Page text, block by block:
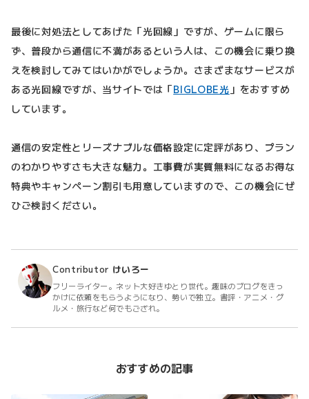
最後に対処法としてあげた「光回線」ですが、ゲームに限ら
ず、普段から通信に不満があるという人は、この機会に乗り換
えを検討してみてはいかがでしょうか。さまざまなサービスが
ある光回線ですが、当サイトでは「BIGLOBE光 」をおすすめ
しています。
通信の安定性とリーズナブルな価格設定に定評があり、プラン
のわかりやすさも大きな魅力。工事費が実質無料になるお得な
特典やキャンペーン割引も用意していますので、この機会にぜ
ひご検討ください。
Contributor けいろー
フリーライター。ネット大好きゆとり世代。趣味のブログをきっ
かけに依頼をもらうようになり、勢いで独立。書評・アニメ・グ
ルメ・旅行など何でもござれ。
おすすめの記事